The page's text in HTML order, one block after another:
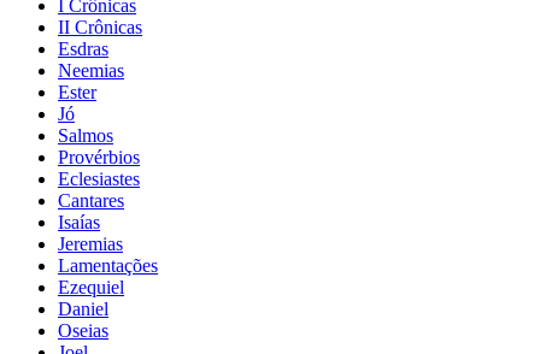
I Crônicas
II Crônicas
Esdras
Neemias
Ester
Jó
Salmos
Provérbios
Eclesiastes
Cantares
Isaías
Jeremias
Lamentações
Ezequiel
Daniel
Oseias